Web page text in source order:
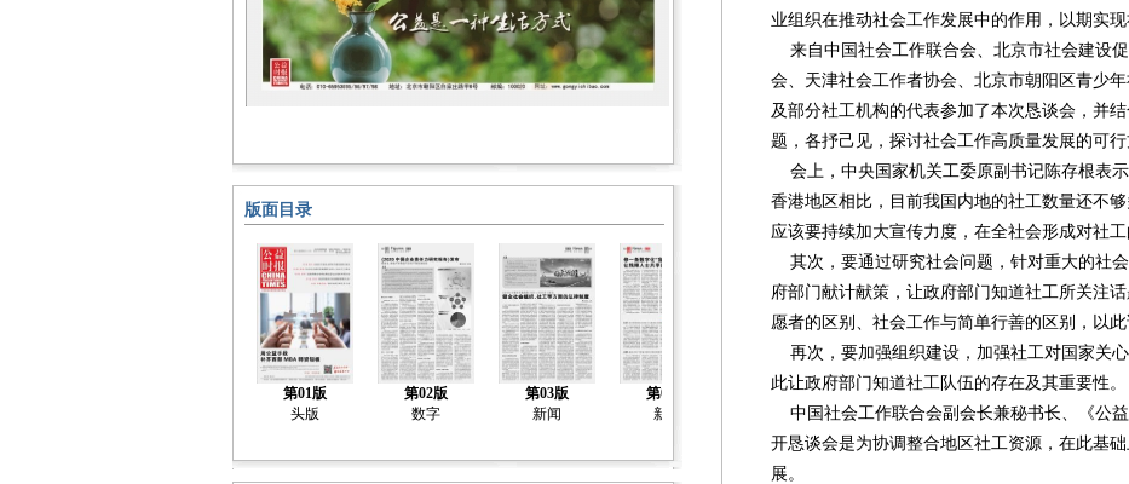
版面目录
第01版
头版
第02版
数字
第03版
新闻
第04版
新闻
第05版
新闻
第06版
新闻
第07版
新闻
业组织在推动社会工作发展中的作用，以期实现
来自中国社会工作联合会、北京市社会建设
会、天津社会工作者协会、北京市朝阳区青少
及部分社工机构的代表参加了本次恳谈会，并
题，各抒己见，探讨社会工作高质量发展的可行
会上，中央国家机关工委原副书记陈存根表
香港地区相比，目前我国内地的社工数量还不
应该要持续加大宣传力度，在全社会形成对社工
其次，要通过研究社会问题，针对重大的社
府部门献计献策，让政府部门知道社工所关注
愿者的区别、社会工作与简单行善的区别，以此
再次，要加强组织建设，加强社工对国家关
此让政府部门知道社工队伍的存在及其重要性。
中国社会工作联合会副会长兼秘书长、《公
开恳谈会是为协调整合地区社工资源，在此基
展。